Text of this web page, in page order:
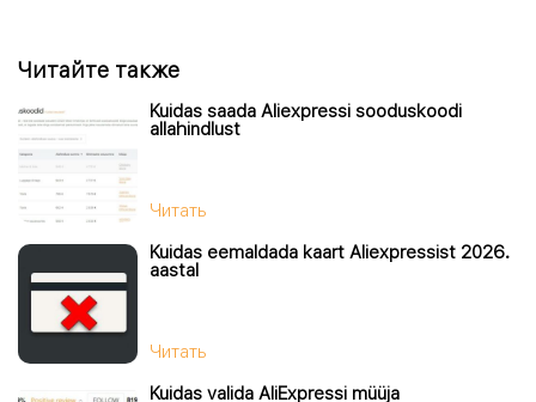
Читайте также
Kuidas saada Aliexpressi sooduskoodi
allahindlust
Читать
Kuidas eemaldada kaart Aliexpressist 2026.
aastal
Читать
Kuidas valida AliExpressi müüja